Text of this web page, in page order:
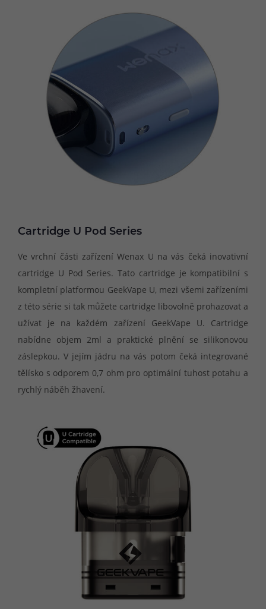
Cartridge U Pod Series
Ve vrchní části zařízení Wenax U na vás čeká inovativní
cartridge U Pod Series. Tato cartridge je kompatibilní s
kompletní platformou GeekVape U, mezi všemi zařízeními
z této série si tak můžete cartridge libovolně prohazovat a
užívat je na každém zařízení GeekVape U. Cartridge
nabídne objem 2ml a praktické plnění se silikonovou
záslepkou. V jejím jádru na vás potom čeká integrované
tělísko s odporem 0,7 ohm pro optimální tuhost potahu a
rychlý náběh žhavení.